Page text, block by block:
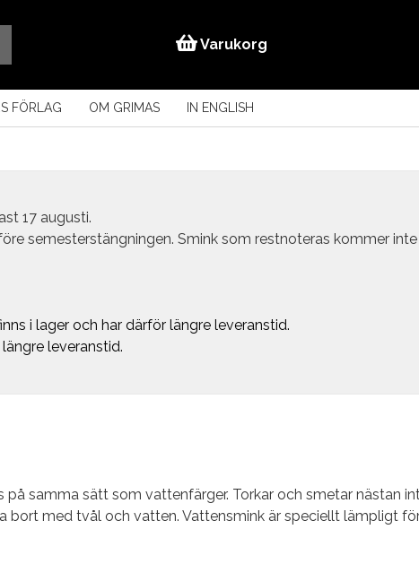
Varukorg
FÖRLAG OM GRIMAS IN ENGLISH
17 augusti.
semesterstängningen. Smink som restnoteras kommer
i lager och har därför längre leveranstid.
leveranstid.
på samma sätt som vattenfärger. Torkar och smetar nästan
bort med tvål och vatten. Vattensmink är speciellt lämpligt